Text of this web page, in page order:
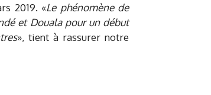
2019. «Le phénomène de
et Douala pour un début
», tient à rassurer notre